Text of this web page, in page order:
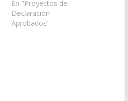
Organismos
Específicos incluya en
el Proyecto de
En "Proyectos de
Declaración
Aprobados"